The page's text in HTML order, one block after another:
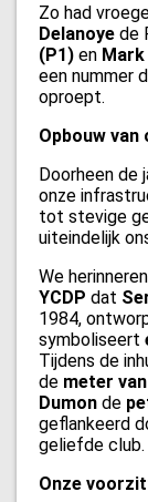
Zo had
Delanoye de
(P1) en Mark
een nummer
oproept.
Opbouw
Doorheen de
onze
tot stevige
uiteindelijk
We
YCDP dat
1984,
symboliseert
Tijdens de
de meter
Dumon de
geflankeerd
geliefde club.
Onze